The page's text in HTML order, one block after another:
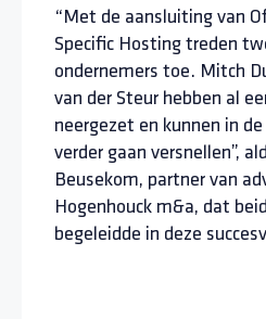
“Met de aansluiting van
Specific Hosting treden
ondernemers toe. Mitch
van der Steur hebben al
neergezet en kunnen in
verder gaan versnellen”,
Beusekom, partner van
Hogenhouck m&a, dat
begeleidde in deze